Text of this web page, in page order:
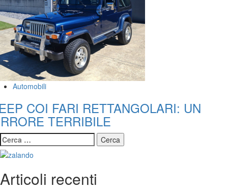
Automobili
COI FARI RETTANGOLARI: UN
TERRIBILE
Ricerca
per:
Articoli recenti